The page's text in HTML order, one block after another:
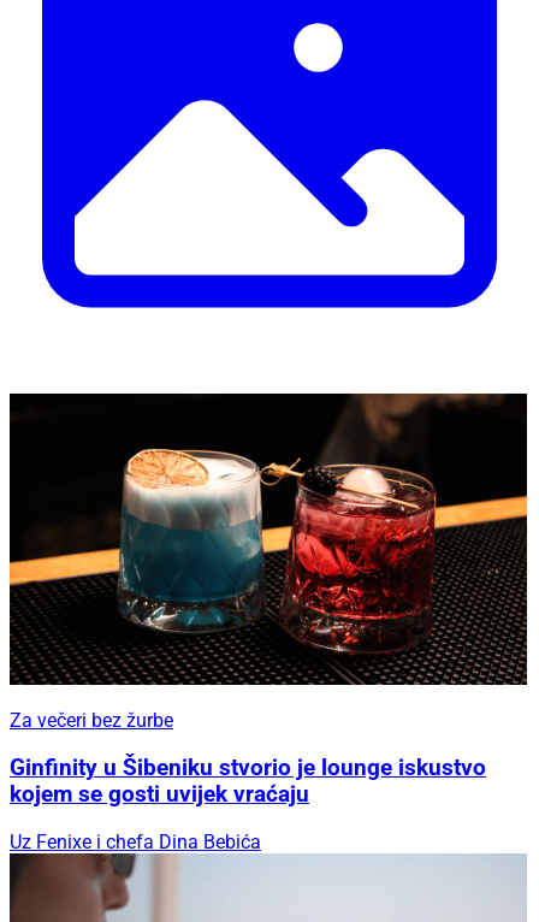
Za večeri bez žurbe
Ginfinity u Šibeniku stvorio je lounge iskustvo
kojem se gosti uvijek vraćaju
Uz Fenixe i chefa Dina Bebića